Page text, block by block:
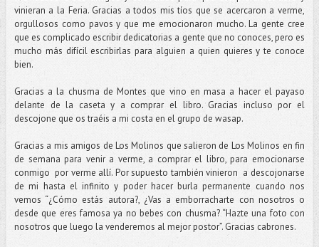
vinieran a la Feria. Gracias a todos mis tíos que se acercaron a verme,
orgullosos como pavos y que me emocionaron mucho. La gente cree
que es complicado escribir dedicatorias a gente que no conoces, pero es
mucho más difícil escribirlas para alguien a quien quieres y te conoce
bien.
Gracias a la chusma de Montes que vino en masa a hacer el payaso
delante de la caseta y a comprar el libro. Gracias incluso por el
descojone que os traéis a mi costa en el grupo de wasap.
Gracias a mis amigos de Los Molinos que salieron de Los Molinos en fin
de semana para venir a verme, a comprar el libro, para emocionarse
conmigo por verme allí. Por supuesto también vinieron a descojonarse
de mi hasta el infinito y poder hacer burla permanente cuando nos
vemos “¿Cómo estás autora?, ¿Vas a emborracharte con nosotros o
desde que eres famosa ya no bebes con chusma? “Hazte una foto con
nosotros que luego la venderemos al mejor postor”. Gracias cabrones.